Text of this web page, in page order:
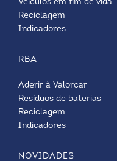
Veículos em fim de vida
Reciclagem
Indicadores
RBA
Aderir à Valorcar
Resíduos de baterias
Reciclagem
Indicadores
NOVIDADES